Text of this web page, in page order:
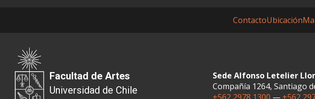
ContactoUbicación
Facultad de Artes
Universidad de Chile
Sede Alfonso Letelier
Compañía 1264, Santiago